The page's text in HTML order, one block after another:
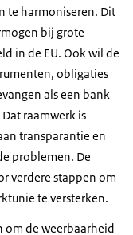
te harmoniseren. Dit
bij grote
in de EU. Ook wil de
obligaties
als een bank
raamwerk is
transparantie en
problemen. De
verdere stappen om
te versterken.
om de weerbaarheid